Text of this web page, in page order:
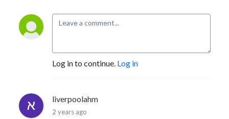
Log in to continue. Log in
liverpoolahm
2 years ago